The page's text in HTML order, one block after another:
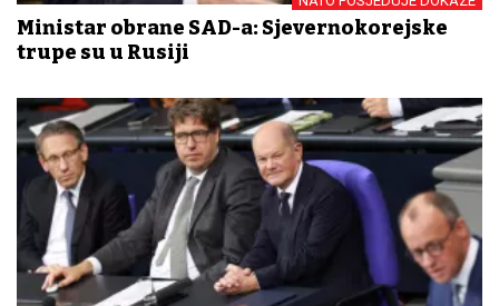
Ministar obrane SAD-a: Sjevernokorejske
trupe su u Rusiji